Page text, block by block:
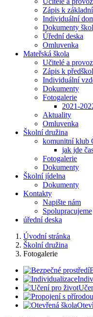
Zápis k
Individuální
Dokumenty
Úřední deska
Omluvenka
Mateřská škola
Učitelé a
Zápis k
Individuální
Dokumenty
Fotogalerie
2021-
Aktuality
Omluvenka
Školní družina
komunitní klub
jak jde
Fotogalerie
Dokumenty
Školní jídelna
Dokumenty
Kontakty
Napište nám
Spolupracujeme
úřední deska
Úvodní stránka
Školní družina
Fotogalerie